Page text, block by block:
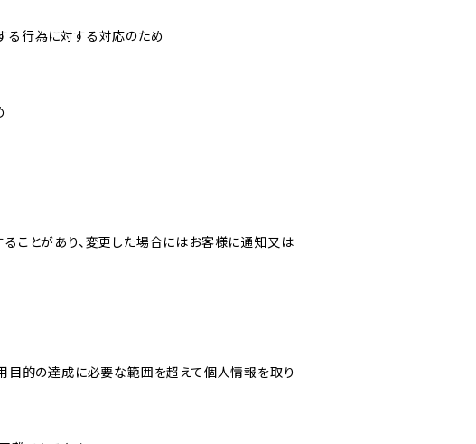
する行為に対する対応のため
ことがあり、変更した場合にはお客様に通知又は
目的の達成に必要な範囲を超えて個人情報を取り